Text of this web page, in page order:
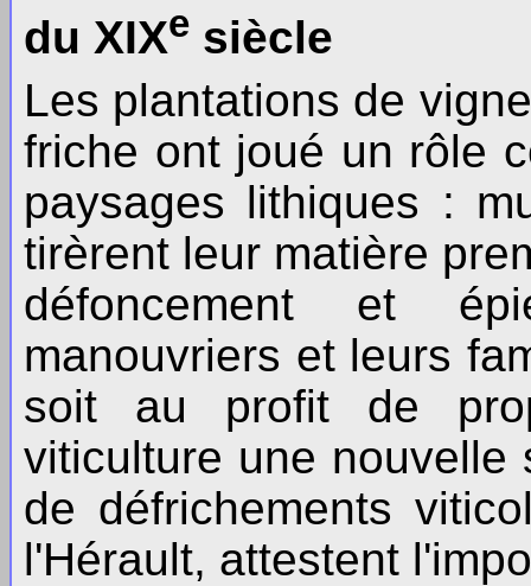
du XIXe siècle
Les plantations de
friche ont joué un rôle
paysages lithiques :
tirèrent leur matière
défoncement et
manouvriers et leurs
soit au profit de
viticulture une nouvelle
de défrichements
l'Hérault, attestent